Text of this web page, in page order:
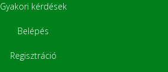
Gyakori kérdések
Belépés
Regisztráció